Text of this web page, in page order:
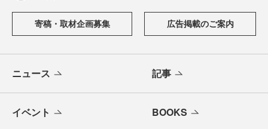
寄稿・取材企画募集 広告掲載のご案内
ニュース 記事
イベント BOOKS